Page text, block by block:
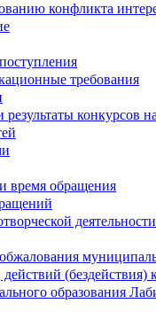
конфликта
требования
результаты конкурсов
время обращения
деятельности
(бездействия)
образования